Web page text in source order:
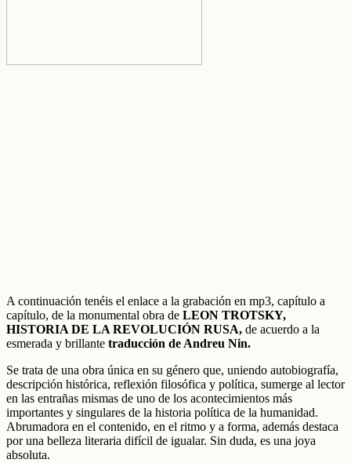
A continuación tenéis el enlace a la grabación en mp3, capítulo a
capítulo, de la monumental obra de LEON TROTSKY,
HISTORIA DE LA REVOLUCIÓN RUSA, de acuerdo a la
esmerada y brillante traducción de Andreu Nin.
Se trata de una obra única en su género que, uniendo autobiografía,
descripción histórica, reflexión filosófica y política, sumerge al lector
en las entrañas mismas de uno de los acontecimientos más
importantes y singulares de la historia política de la humanidad.
Abrumadora en el contenido, en el ritmo y a forma, además destaca
por una belleza literaria difícil de igualar. Sin duda, es una joya
absoluta.